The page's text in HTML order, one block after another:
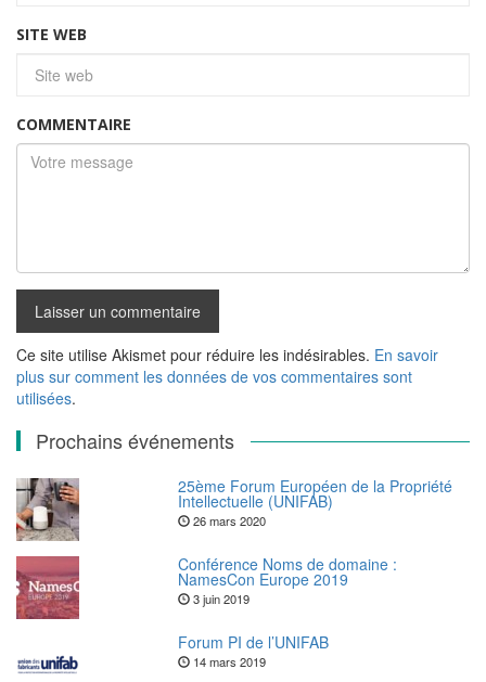
SITE WEB
COMMENTAIRE
Ce site utilise Akismet pour réduire les indésirables. En savoir
plus sur comment les données de vos commentaires sont
utilisées.
Prochains événements
25ème Forum Européen de la Propriété
Intellectuelle (UNIFAB)
26 mars 2020
Conférence Noms de domaine :
NamesCon Europe 2019
3 juin 2019
Forum PI de l’UNIFAB
14 mars 2019